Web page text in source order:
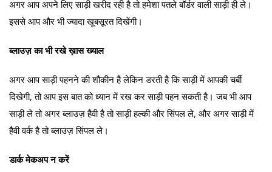
अगर आप अपने लिए साड़ी खरीद रही है तो हमेशा पतले बॉर्डर वाली साड़ी ही ले।
इससे आप और भी ज्यादा खूबसूरत दिखेंगी।
ब्लाउज़ का भी रखे ख़ास ख्याल
अगर आप साड़ी पहनने की शौकीन है लेकिन डरती है कि साड़ी में आपकी चर्बी
दिखेगी, तो आप इस बात को ध्यान में रख कर साड़ी पहन सकती है। जब भी आप
साड़ी ले तो अगर ब्लाउज़ हैवी है तो साड़ी हल्की और सिंपल ले, और अगर साड़ी में
हैवी वर्क है तो ब्लाउज़ सिंपल ले।
डार्क मेकअप न करें